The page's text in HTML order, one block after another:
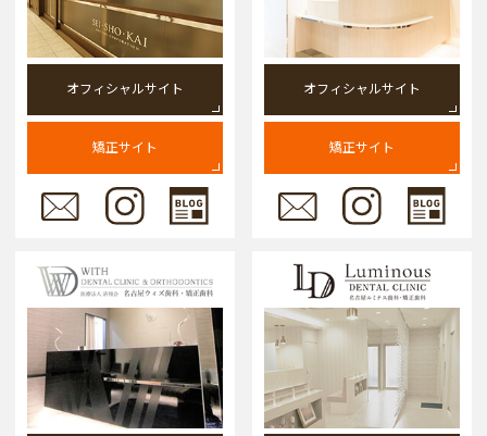
オフィシャルサイト
矯正サイト
オフィシャルサイト
矯正サイト